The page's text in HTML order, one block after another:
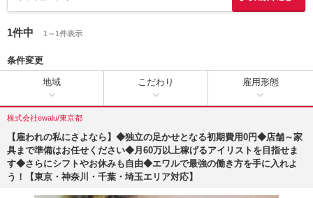
1件中 1～1件表示
条件変更
地域 こだわり 雇用形態
株式会社ewalu/東京都
【雇われの私にさよなら】◆独立の足かせとなる初期費用0円◆店舗～家
具まで準備はお任せください◆月60万以上稼げるアイリストを目指せま
す◆さらにシフトやお休みも自由◆エワルで最強の働き方を手に入れよ
う！【東京・神奈川・千葉・埼玉エリア対応】